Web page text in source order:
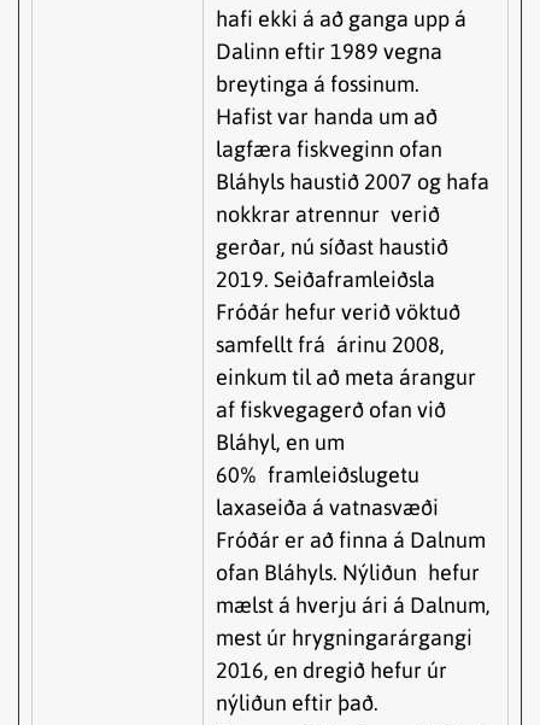
hafi ekki á að ganga upp á
Dalinn eftir 1989 vegna
breytinga á fossinum.
Hafist var handa um að
lagfæra fiskveginn ofan
Bláhyls haustið 2007 og hafa
nokkrar atrennur verið
gerðar, nú síðast haustið
2019. Seiðaframleiðsla
Fróðár hefur verið vöktuð
samfellt frá árinu 2008,
einkum til að meta árangur
af fiskvegagerð ofan við
Bláhyl, en um
60% framleiðslugetu
laxaseiða á vatnasvæði
Fróðár er að finna á Dalnum
ofan Bláhyls. Nýliðun hefur
mælst á hverju ári á Dalnum,
mest úr hrygningarárgangi
2016, en dregið hefur úr
nýliðun eftir það.